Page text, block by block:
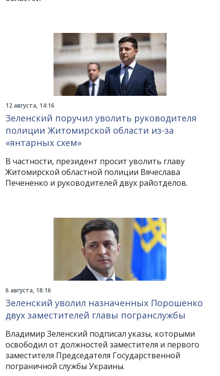
12 августа, 14:16
Зеленский поручил уволить руководителя
полиции Житомирской области из-за
«янтарных схем»
В частности, президент просит уволить главу
Житомирской областной полиции Вячеслава
Печененко и руководителей двух райотделов.
6 августа, 18:16
Зеленский уволил назначенных Порошенко
двух заместителей главы погранслужбы
Владимир Зеленский подписал указы, которыми
освободил от должностей заместителя и первого
заместителя Председателя Государственной
пограничной службы Украины.